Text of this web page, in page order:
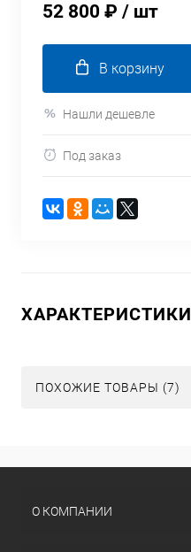
52 800 ₽ / шт
В корзину
Нашли дешевле
Под заказ
ХАРАКТЕРИСТИКИ
ПОХОЖИЕ ТОВАРЫ (7)
О КОМПАНИИ